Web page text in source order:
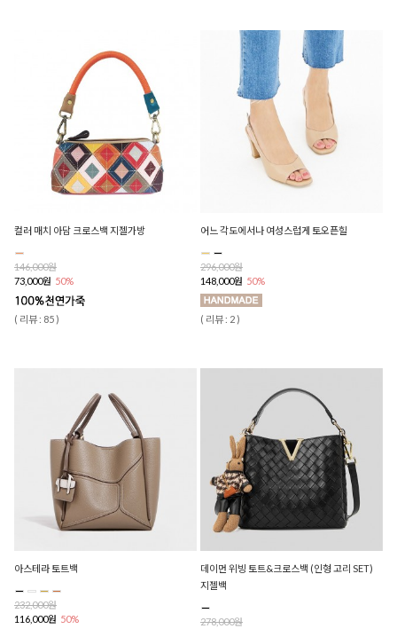
컬러 매치 아담 크로스백 지젤가방
146,000원
73,000원 50%
( 리뷰 : 85 )
어느 각도에서나 여성스럽게 토오픈힐
296,000원
148,000원 50%
( 리뷰 : 2 )
아스테라 토트백
232,000원
116,000원 50%
데이먼 위빙 토트&크로스백 (인형 고리 SET)
지젤백
278,000원